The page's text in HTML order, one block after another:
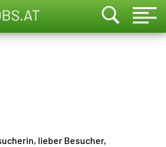
lieber Besucher,